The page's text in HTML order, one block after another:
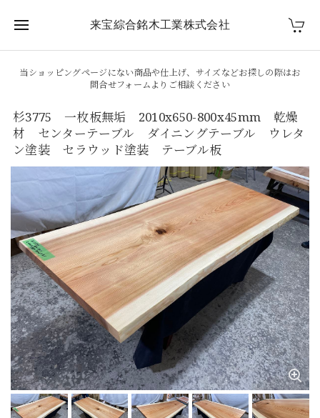
来宝綜合銘木工業株式会社
当ショッピングページにない商品や仕上げ、サイズなどお探しの際はお
問合せフォームよりご相談ください
杉3775 一枚板無垢 2010x650-800x45mm 乾燥
材 センターテーブル ダイニングテーブル ウレタ
ン塗装 セラウッド塗装 テーブル板